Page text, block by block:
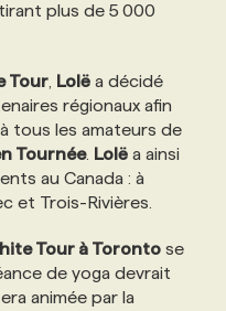
FORMATIONS
plus de 5 000
Tour, Lolëa décidé
régionaux afin
tous les amateurs de
Tournée. Lolë a ainsi
au Canada : à
et Trois-Rivières.
Tour à Toronto se
de yoga devrait
animée par la